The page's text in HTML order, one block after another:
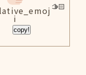
i
copy!